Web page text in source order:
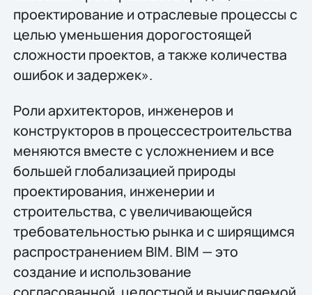
проектирование и отраслевые процессы с
целью уменьшения дорогостоящей
сложности проектов, а также количества
ошибок и задержек».
Роли архитекторов, инженеров и
конструкторов в процессестроительства
меняются вместе с усложнением и все
большей глобализацией природы
проектирования, инженерии и
строительства, с увеличивающейся
требовательностью рынка и с ширящимся
распространением BIM. BIM — это
создание и использование